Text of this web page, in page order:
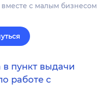
с малым бизнесом
пункт выдачи
работе с